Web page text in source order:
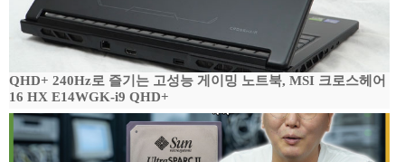
QHD+ 240Hz로 즐기는 고성능 게이밍 노트북, MSI 크로스헤어
16 HX E14WGK-i9 QHD+